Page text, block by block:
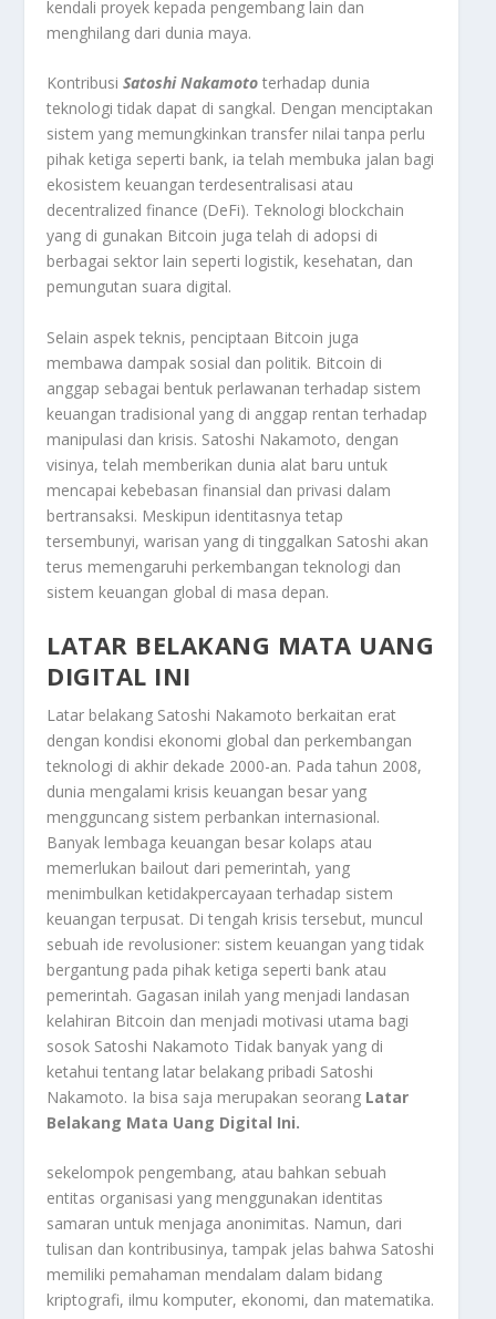
kendali proyek kepada pengembang lain dan
menghilang dari dunia maya.
KontribusiSatoshi Nakamototerhadap dunia
teknologi tidak dapat di sangkal. Dengan menciptakan
sistem yang memungkinkan transfer nilai tanpa perlu
pihak ketiga seperti bank, ia telah membuka jalan bagi
ekosistem keuangan terdesentralisasi atau
decentralized finance (DeFi). Teknologi blockchain
yang di gunakan Bitcoin juga telah di adopsi di
berbagai sektor lain seperti logistik, kesehatan, dan
pemungutan suara digital.
Selain aspek teknis, penciptaan Bitcoin juga
membawa dampak sosial dan politik. Bitcoin di
anggap sebagai bentuk perlawanan terhadap sistem
keuangan tradisional yang di anggap rentan terhadap
manipulasi dan krisis. Satoshi Nakamoto, dengan
visinya, telah memberikan dunia alat baru untuk
mencapai kebebasan finansial dan privasi dalam
bertransaksi. Meskipun identitasnya tetap
tersembunyi, warisan yang di tinggalkan Satoshi akan
terus memengaruhi perkembangan teknologi dan
sistem keuangan global di masa depan.
LATAR BELAKANG MATA UANG
DIGITAL INI
Latar belakang Satoshi Nakamoto berkaitan erat
dengan kondisi ekonomi global dan perkembangan
teknologi di akhir dekade 2000-an. Pada tahun 2008,
dunia mengalami krisis keuangan besar yang
mengguncang sistem perbankan internasional.
Banyak lembaga keuangan besar kolaps atau
memerlukan bailout dari pemerintah, yang
menimbulkan ketidakpercayaan terhadap sistem
keuangan terpusat. Di tengah krisis tersebut, muncul
sebuah ide revolusioner: sistem keuangan yang tidak
bergantung pada pihak ketiga seperti bank atau
pemerintah. Gagasan inilah yang menjadi landasan
kelahiran Bitcoin dan menjadi motivasi utama bagi
sosok Satoshi Nakamoto Tidak banyak yang di
ketahui tentang latar belakang pribadi Satoshi
Nakamoto. Ia bisa saja merupakan seorang Latar
Belakang Mata Uang Digital Ini.
sekelompok pengembang, atau bahkan sebuah
entitas organisasi yang menggunakan identitas
samaran untuk menjaga anonimitas. Namun, dari
tulisan dan kontribusinya, tampak jelas bahwa Satoshi
memiliki pemahaman mendalam dalam bidang
kriptografi, ilmu komputer, ekonomi, dan matematika.